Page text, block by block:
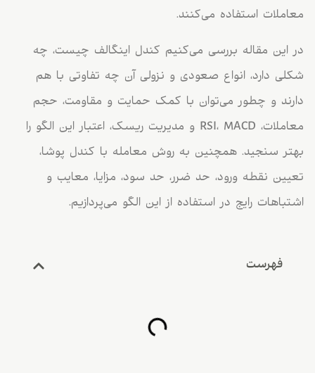
معاملات استفاده می‌کنند.
در این مقاله بررسی می‌کنیم کندل اینگالف چیست، چه
شکلی دارد، انواع صعودی و نزولی آن چه تفاوتی با هم
دارند و چطور می‌توان با کمک حمایت و مقاومت، حجم
معاملات، RSI، MACD و مدیریت ریسک، اعتبار این الگو را
بهتر سنجید. همچنین به روش معامله با کندل پوشا،
تعیین نقطه ورود، حد ضرر، حد سود، مزایا، معایب و
اشتباهات رایج در استفاده از این الگو می‌پردازیم.
فهرست